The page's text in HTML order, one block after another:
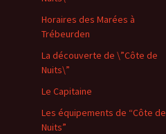
Horaires des Marées à
Trébeurden
La découverte de \”Côte de
Nuits\”
Le Capitaine
Les équipements de “Côte de
Nuits”